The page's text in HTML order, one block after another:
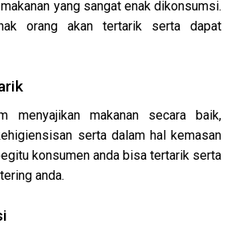
yang sangat enak dikonsumsi.
orang akan tertarik serta dapat
menyajikan makanan secara baik,
serta dalam hal kemasan
konsumen anda bisa tertarik serta
anda.